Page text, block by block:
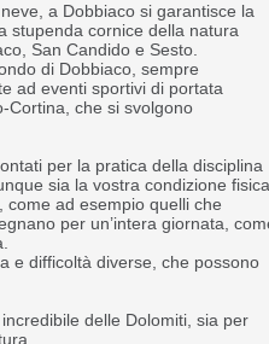
a Dobbiaco si garantisce la
stupenda cornice della natura
San Candido e Sesto.
di Dobbiaco, sempre
ad eventi sportivi di portata
Cortina, che si svolgono
per la pratica della disciplina
sia la vostra condizione fisica
ad esempio quelli che
per un’intera giornata,
e difficoltà diverse, che possono
delle Dolomiti, sia per